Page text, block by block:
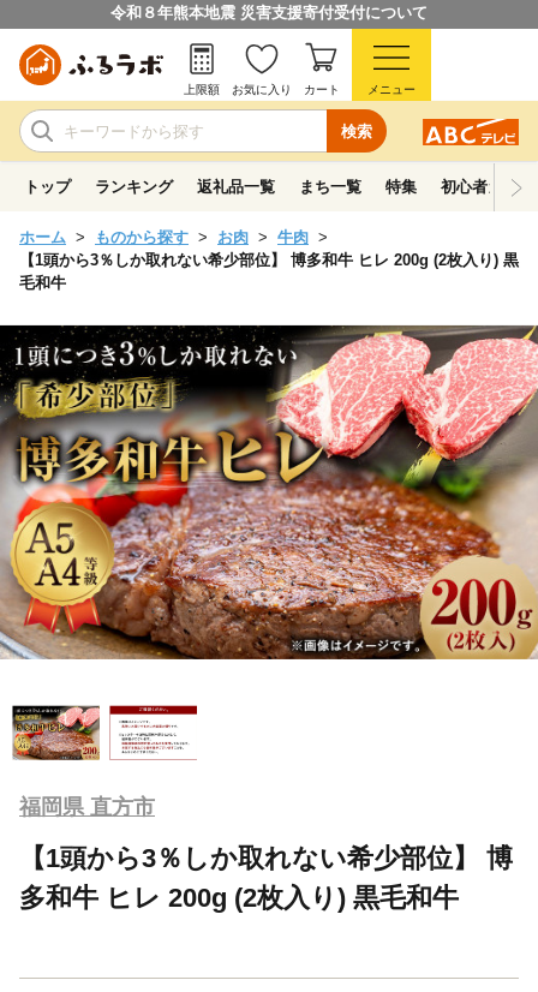
令和８年熊本地震 災害支援寄付受付について
検索
上限額 お気に入り カート メニュー
トップ ランキング 返礼品一覧 まち一覧 特集 初心者ガイド
ホーム ものから探す お肉
牛肉
【1頭から3％しか取れない希少部位】 博多和牛 ヒレ 200g (2枚入り) 黒
毛和牛
福岡県 直方市
【1頭から3％しか取れない希少部位】 博
多和牛 ヒレ 200g (2枚入り) 黒毛和牛